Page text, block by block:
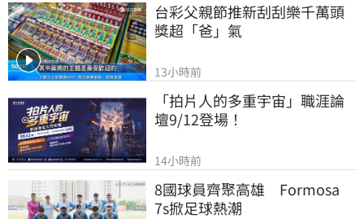
台彩父親節推新刮刮樂千萬頭
獎超「爸」氣
13小時前
「拍片人的多重宇宙」職涯論
壇9/12登場！
14小時前
8國球員齊聚高雄　Formosa
7s掀足球熱潮